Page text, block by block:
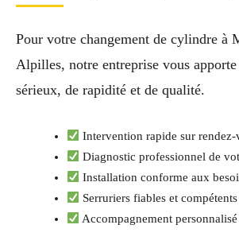
Pour votre changement de cylindre à
Alpilles, notre entreprise vous apporte
sérieux, de rapidité et de qualité.
Intervention rapide sur rendez-
Diagnostic professionnel de
Installation conforme aux
Serruriers fiables et compétents
Accompagnement personnalisé